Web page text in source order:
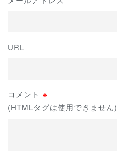
URL
コメント ※
(HTMLタグは使用できません)